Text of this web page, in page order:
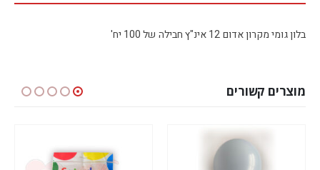
בלון גומי מקרון אדום 12 אינ"ץ חבילה של 100 יח'
מוצרים קשורים